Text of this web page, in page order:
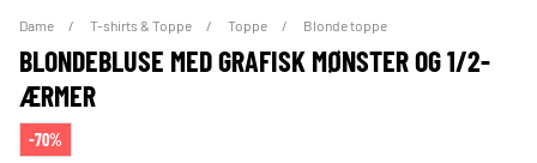
Dame T-shirts & Toppe Toppe Blonde toppe
BLONDEBLUSE MED GRAFISK MØNSTER OG 1/2-
ÆRMER
-70%